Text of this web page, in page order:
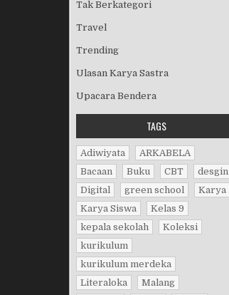
Tak Berkategori
Travel
Trending
Ulasan Karya Sastra
Upacara Bendera
TAGS
Adiwiyata
ARKABELA
Bacaan
Buku CBT
desgin
Digital
green school
Karya
Karya Siswa
Kelas 9
kepala sekolah
Koleksi
kurikulum
kurikulum merdeka
Literaloka
Malang